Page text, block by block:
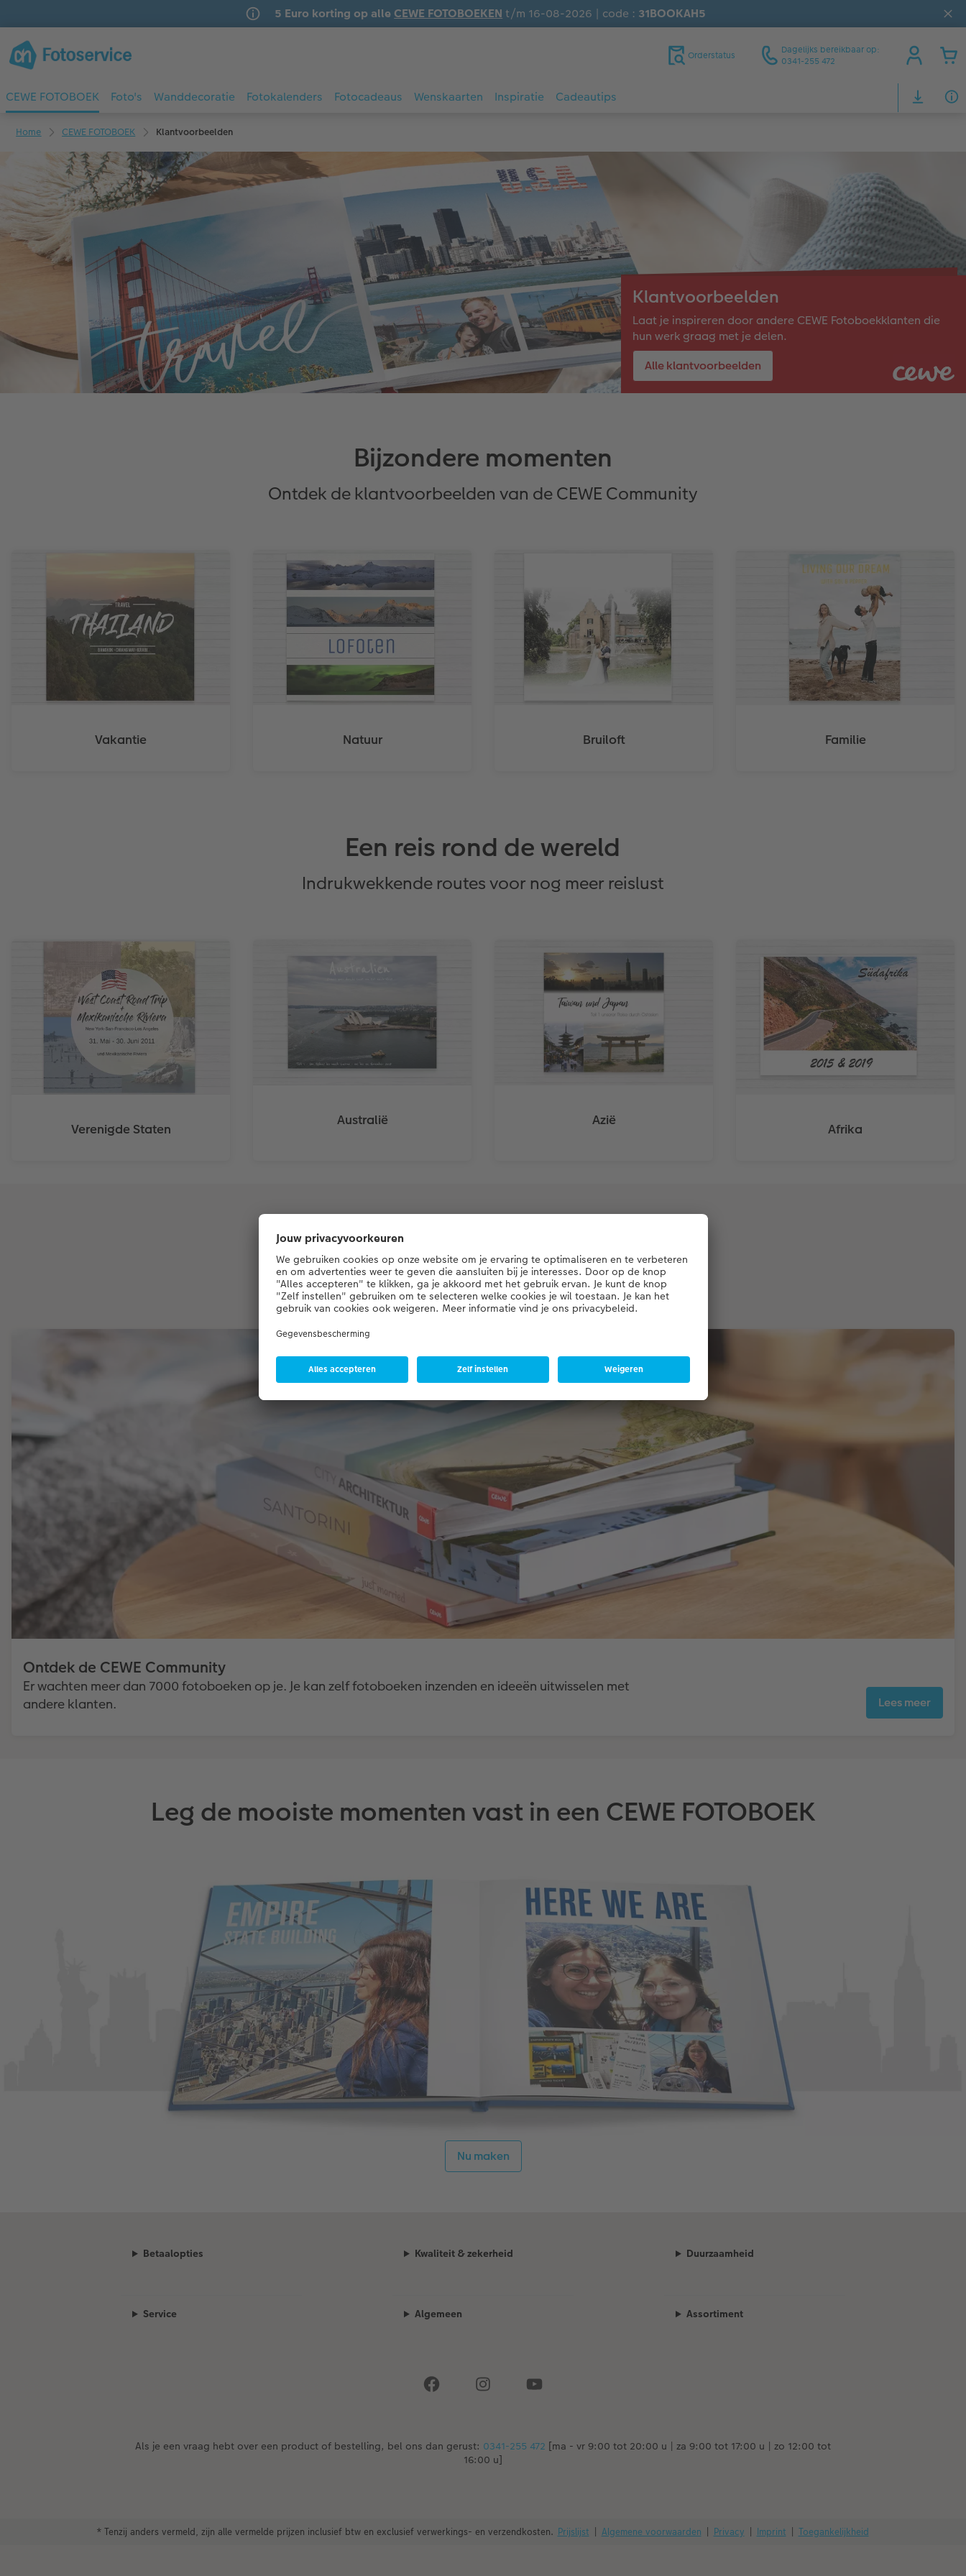
5 Euro korting op alle CEWE FOTOBOEKEN t/m 16-08-2026 | code : 31BOOKAH5
Orderstatus
Dagelijks bereikbaar op:
0341-255 472
CEWE FOTOBOEK Foto's Wanddecoratie Fotokalenders Fotocadeaus Wenskaarten Inspiratie Cadeautips
Home CEWE FOTOBOEK Klantvoorbeelden
Klantvoorbeelden
Laat je inspireren door andere CEWE Fotoboekklanten die
hun werk graag met je delen.
Alle klantvoorbeelden
Bijzondere momenten
Ontdek de klantvoorbeelden van de CEWE Community
Vakantie Natuur Bruiloft Familie
Een reis rond de wereld
Indrukwekkende routes voor nog meer reislust
Verenigde Staten
Australië Azië
Afrika
De CEWE Community
Ontdek prachtige klantvoorbeelden
Ontdek de CEWE Community
Er wachten meer dan 7000 fotoboeken op je. Je kan zelf fotoboeken inzenden en ideeën uitwisselen met
andere klanten.
Lees meer
Leg de mooiste momenten vast in een CEWE FOTOBOEK
Nu maken
Betaalopties Kwaliteit & zekerheid Duurzaamheid
Service Algemeen Assortiment
Als je een vraag hebt over een product of bestelling, bel ons dan gerust: 0341-255 472 [ma - vr 9:00 tot 20:00 u | za 9:00 tot 17:00 u | zo 12:00 tot
16:00 u]
* Tenzij anders vermeld, zijn alle vermelde prijzen inclusief btw en exclusief verwerkings- en verzendkosten. Prijslijst | Algemene voorwaarden | Privacy | Imprint | Toegankelijkheid